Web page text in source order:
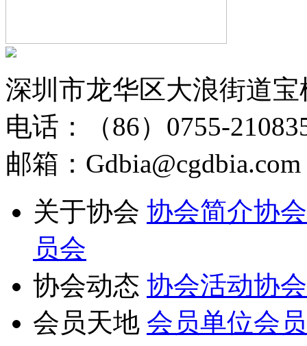
深圳市龙华区大浪街道
电话：（86）0755-
邮箱：Gdbia@cgdbia.com
关于协会 协会简介协
员会
协会动态 协会活动协
会员天地 会员单位会